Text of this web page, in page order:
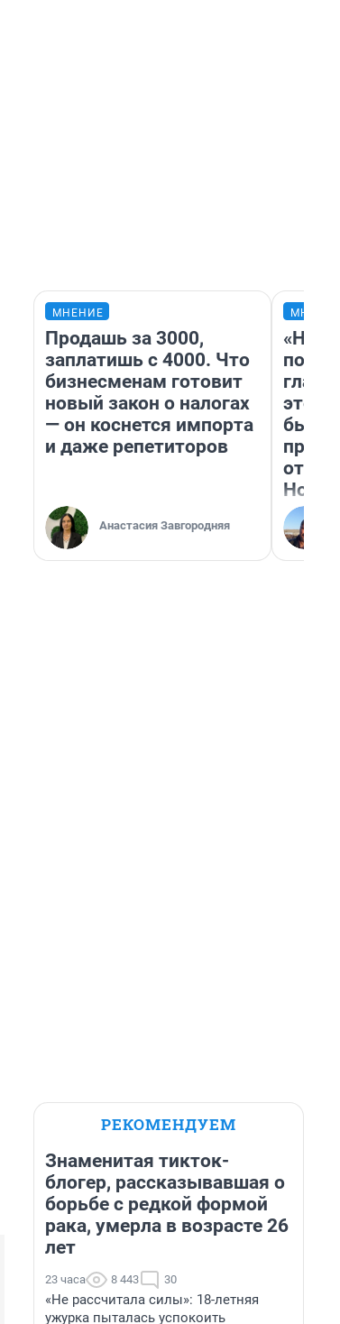
МНЕНИЕ
Продашь за 3000,
заплатишь с 4000. Что
бизнесменам готовит
новый закон о налогах
— он коснется импорта
и даже репетиторов
Анастасия Завгородняя
этого
бьет
РЕКОМЕНДУЕМ
Знаменитая тикток-
блогер, рассказывавшая о
борьбе с редкой формой
рака, умерла в возрасте 26
лет
23 часа 8 443 30
«Не рассчитала силы»: 18-летняя
ужурка пыталась успокоить